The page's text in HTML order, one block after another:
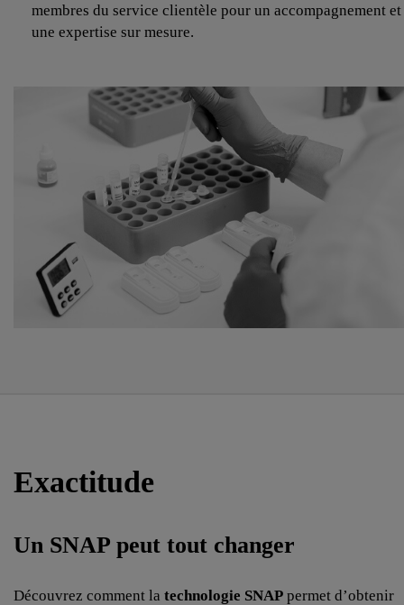
membres du service clientèle pour un accompagnement et
une expertise sur mesure.
Exactitude
Un SNAP peut tout changer
Découvrez comment la technologie SNAP permet d’obtenir